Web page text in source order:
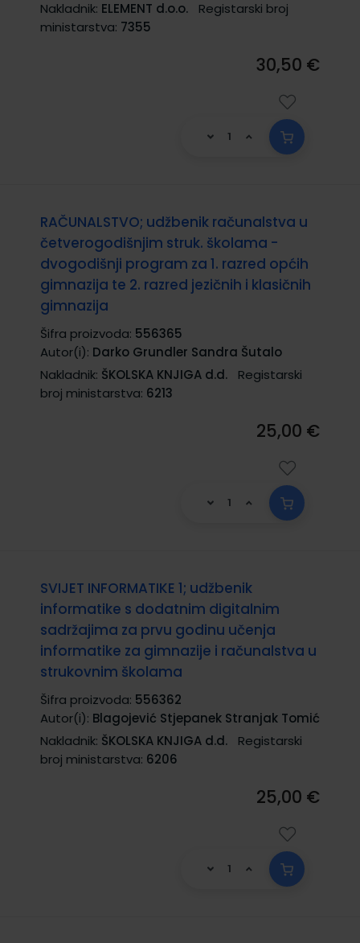
Nakladnik: ELEMENT d.o.o.
Registarski broj
ministarstva: 7355
30,50 €
RAČUNALSTVO; udžbenik računalstva u
četverogodišnjim struk. školama -
dvogodišnji program za 1. razred općih
gimnazija te 2. razred jezičnih i klasičnih
gimnazija
Šifra proizvoda: 556365
Autor(i): Darko Grundler Sandra Šutalo
Nakladnik: ŠKOLSKA KNJIGA d.d.
Registarski
broj ministarstva: 6213
25,00 €
SVIJET INFORMATIKE 1; udžbenik
informatike s dodatnim digitalnim
sadržajima za prvu godinu učenja
informatike za gimnazije i računalstva u
strukovnim školama
Šifra proizvoda: 556362
Autor(i): Blagojević Stjepanek Stranjak Tomić
Nakladnik: ŠKOLSKA KNJIGA d.d.
Registarski
broj ministarstva: 6206
25,00 €